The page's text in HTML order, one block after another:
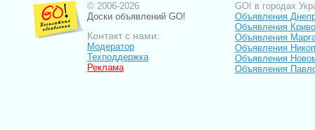
© 2006-2026
Доски объявлений GO!
Контакт с нами:
Модератор
Техподдержка
Реклама
GO! в городах
Объявления
Объявления
Объявления
Объявления
Объявления
Объявления